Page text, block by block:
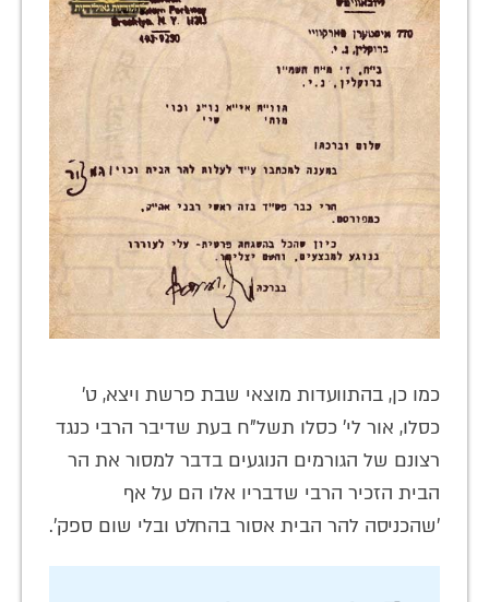
כמו כן, בהתוועדות מוצאי שבת פרשת ויצא, ט'
כסלו, אור לי' כסלו תשל"ח בעת שדיבר הרבי כנגד
רצונם של הגורמים הנוגעים בדבר למסור את הר
הבית הזכיר הרבי שדבריו אלו הם על אף
'שהכניסה להר הבית אסור בהחלט ובלי שום ספק'.